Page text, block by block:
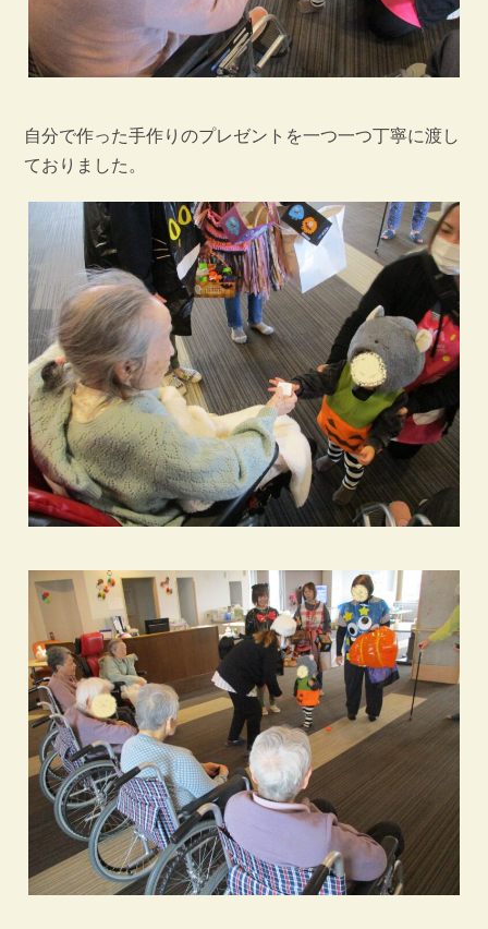
自分で作った手作りのプレゼントを一つ一つ丁寧に渡し
ておりました。